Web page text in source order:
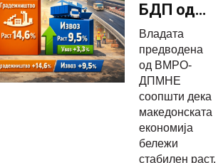
БДП од
3,5% во
2025
година,
со раст
од 14,6%
Владата
предводена
од ВМРО-
ДПМНЕ
соопшти дека
македонската
економија
бележи
стабилен раст,